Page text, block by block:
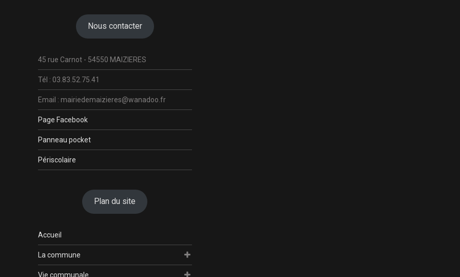
Nous contacter
45 rue Carnot - 54550 MAIZIERES
Tél : 03.83.52.75.41
Email : mairiedemaizieres@wanadoo.fr
Page Facebook
Panneau pocket
Périscolaire
Plan du site
Accueil
La commune
Vie communale